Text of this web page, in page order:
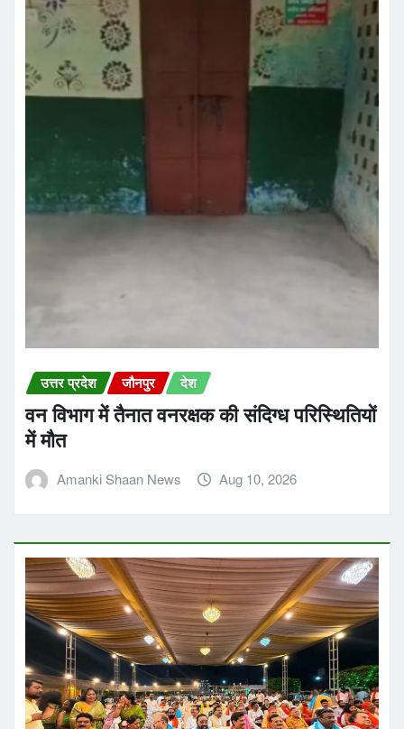
उत्तर प्रदेश जौनपुर देश
वन विभाग में तैनात वनरक्षक की संदिग्ध परिस्थितियों
में मौत
Amanki Shaan News Aug 10, 2026